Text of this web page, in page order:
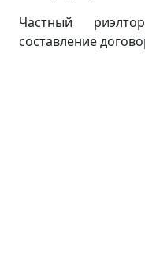
Частный
составление